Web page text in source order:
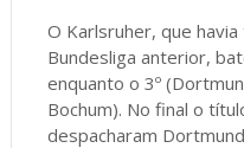
O Karlsruher, que
Bundesliga anterior,
enquanto o 3º
Bochum). No final o
despacharam